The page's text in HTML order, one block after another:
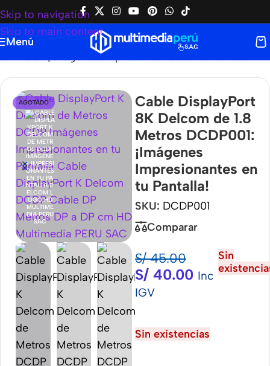
Skip to navigation
Skip to main content
Menú
¡Imágenes Impresionantes en tu Pantalla!
AGOTADO
Cable DisplayPort
8K Delcom de 1.8
Metros DCDP001:
¡Imágenes
Impresionantes en
tu Pantalla!
SKU: DCDP001
Comparar
S/45.00
S/ 40.00 Inc
IGV
Sin
Sin existencias